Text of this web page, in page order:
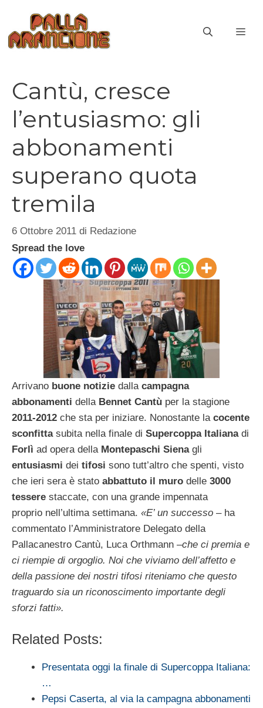
contenuto
Cantù, cresce
l’entusiasmo: gli
abbonamenti
superano quota
tremila
6 Ottobre 2011 di Redazione
Spread the love
Arrivano buone notizie dalla campagna
abbonamenti della Bennet Cantù per la stagione
2011-2012 che sta per iniziare. Nonostante la cocente
sconfittasubita nella finale di Supercoppa Italianadi
Forlì ad opera della Montepaschi Sienagli
entusiasmi dei tifosi sono tutt’altro che spenti, visto
che ieri sera è stato abbattuto il muro delle 3000
tessere staccate, con una grande impennata
proprio nell’ultima settimana. «E’ un successo – ha
commentato l’Amministratore Delegato della
Pallacanestro Cantù, Luca Orthmann –che ci premia e
ci riempie di orgoglio. Noi che viviamo dell’affetto e
della passione dei nostri tifosi riteniamo che questo
traguardo sia un riconoscimento importante degli
sforzi fatti».
Related Posts:
Presentata oggi la finale di Supercoppa Italiana:
…
Pepsi Caserta, al via la campagna abbonamenti